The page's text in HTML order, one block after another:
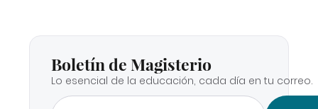
Boletín de Magisterio
Lo esencial de la educación, cada día en tu correo.